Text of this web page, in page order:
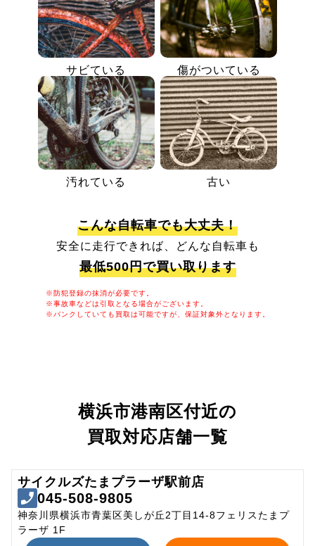
サビている 傷がついている
汚れている 古い
こんな自転車でも大丈夫！
安全に走行できれば、どんな自転車も
最低500円で買い取ります
※防犯登録の抹消が必要です。
※事故車などは引取となる場合がございます。
※パンクしていても買取は可能ですが、保証対象外となります。
横浜市港南区付近の
買取対応店舗一覧
サイクルズたまプラーザ駅前店
045-508-9805
神奈川県横浜市青葉区美しが丘2丁目14-8フェリスたまプ
ラーザ 1F